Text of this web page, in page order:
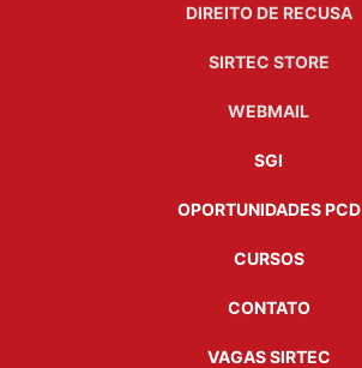
DIREITO DE RECUSA
SIRTEC STORE
WEBMAIL
SGI
OPORTUNIDADES PCD
CURSOS
CONTATO
VAGAS SIRTEC